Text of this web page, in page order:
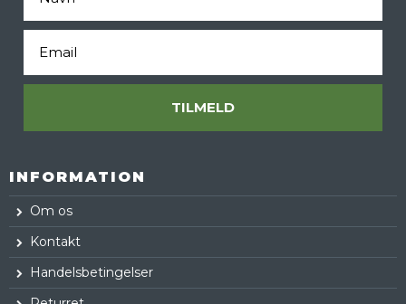
TILMELD
INFORMATION
Om os
Kontakt
Handelsbetingelser